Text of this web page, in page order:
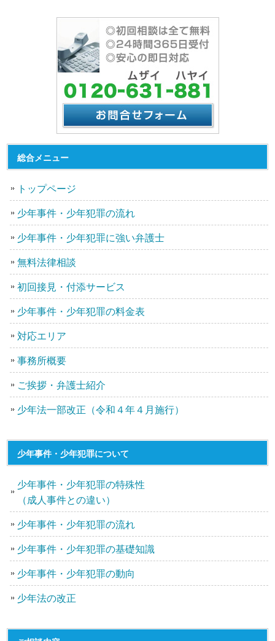
総合メニュー
トップページ
少年事件・少年犯罪の流れ
少年事件・少年犯罪に強い弁護士
無料法律相談
初回接見・付添サービス
少年事件・少年犯罪の料金表
対応エリア
事務所概要
ご挨拶・弁護士紹介
少年法一部改正（令和４年４月施行）
少年事件・少年犯罪について
少年事件・少年犯罪の特殊性
（成人事件との違い）
少年事件・少年犯罪の流れ
少年事件・少年犯罪の基礎知識
少年事件・少年犯罪の動向
少年法の改正